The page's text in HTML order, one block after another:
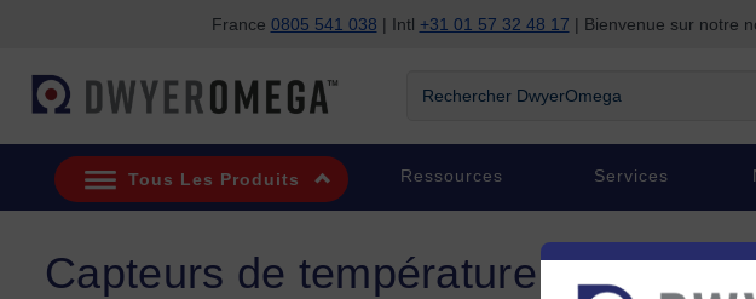
France 0805 541 038 | Intl +31 01 57 32 48 17 | Bienvenue sur notre
Tous Les Produits Ressources Services
Capteurs de température